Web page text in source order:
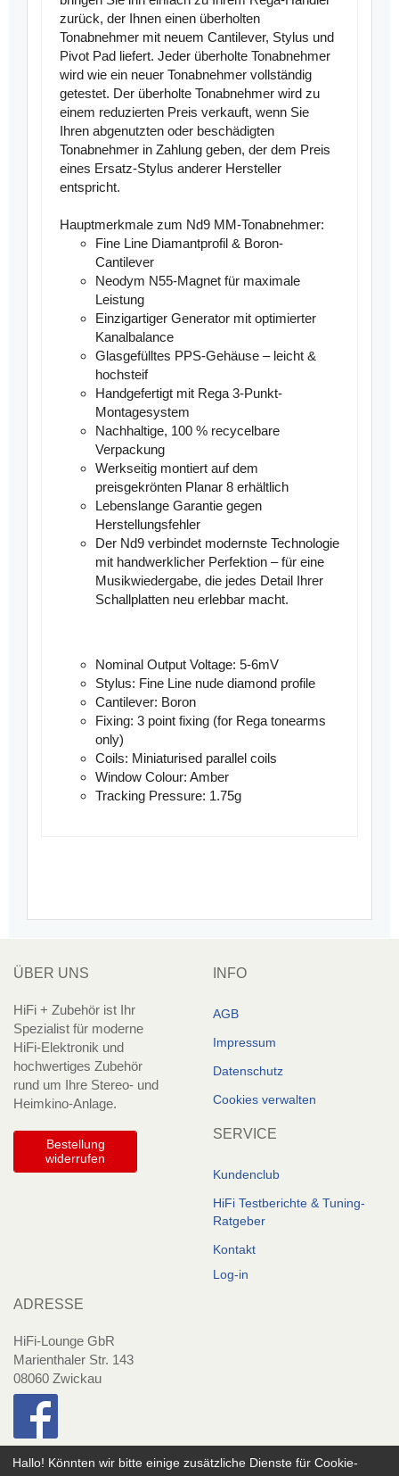
zurück, der Ihnen einen überholten
Tonabnehmer mit neuem Cantilever, Stylus und
Pivot Pad liefert. Jeder überholte Tonabnehmer
wird wie ein neuer Tonabnehmer vollständig
getestet. Der überholte Tonabnehmer wird zu
einem reduzierten Preis verkauft, wenn Sie
Ihren abgenutzten oder beschädigten
Tonabnehmer in Zahlung geben, der dem Preis
eines Ersatz-Stylus anderer Hersteller
entspricht.
Hauptmerkmale zum Nd9 MM-Tonabnehmer:
Fine Line Diamantprofil & Boron-
Cantilever
Neodym N55-Magnet für maximale
Leistung
Einzigartiger Generator mit optimierter
Kanalbalance
Glasgefülltes PPS-Gehäuse – leicht &
hochsteif
Handgefertigt mit Rega 3-Punkt-
Montagesystem
Nachhaltige, 100 % recycelbare
Verpackung
Werkseitig montiert auf dem
preisgekrönten Planar 8 erhältlich
Lebenslange Garantie gegen
Herstellungsfehler
Der Nd9 verbindet modernste Technologie
mit handwerklicher Perfektion – für eine
Musikwiedergabe, die jedes Detail Ihrer
Schallplatten neu erlebbar macht.
Nominal Output Voltage: 5-6mV
Stylus: Fine Line nude diamond profile
Cantilever: Boron
Fixing: 3 point fixing (for Rega tonearms
only)
Coils: Miniaturised parallel coils
Window Colour: Amber
Tracking Pressure: 1.75g
ÜBER UNS
HiFi + Zubehör ist Ihr
Spezialist für moderne
HiFi-Elektronik und
hochwertiges Zubehör
rund um Ihre Stereo- und
Heimkino-Anlage.
Bestellung
widerrufen
INFO
AGB
Impressum
Datenschutz
Cookies verwalten
SERVICE
Kundenclub
HiFi Testberichte & Tuning-
Ratgeber
Kontakt
Log-in
ADRESSE
HiFi-Lounge GbR
Marienthaler Str. 143
08060 Zwickau
Hallo! Könnten wir bitte einige zusätzliche Dienste für Cookie-